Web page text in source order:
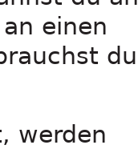
einen
du
werden